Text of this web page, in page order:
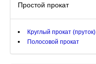
Простой прокат
Круглый прокат (пруток)
Полосовой прокат